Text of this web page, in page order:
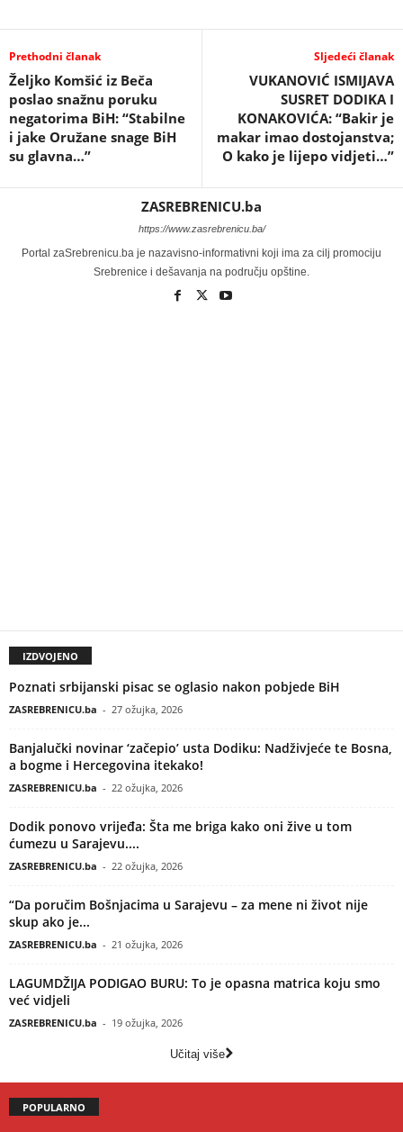
Prethodni članak
Željko Komšić iz Beča
poslao snažnu poruku
negatorima BiH: “Stabilne
i jake Oružane snage BiH
su glavna…”
Sljedeći članak
VUKANOVIĆ ISMIJAVA
SUSRET DODIKA I
KONAKOVIĆA: “Bakir je
makar imao dostojanstva;
O kako je lijepo vidjeti…”
ZASREBRENICU.ba
https://www.zasrebrenicu.ba/
Portal zaSrebrenicu.ba je nazavisno-informativni koji ima za cilj promociju
Srebrenice i dešavanja na području opštine.
IZDVOJENO
Poznati srbijanski pisac se oglasio nakon pobjede BiH
ZASREBRENICU.ba - 27 ožujka, 2026
Banjalučki novinar ‘začepio’ usta Dodiku: Nadživjeće te Bosna,
a bogme i Hercegovina itekako!
ZASREBRENICU.ba - 22 ožujka, 2026
Dodik ponovo vrijeđa: Šta me briga kako oni žive u tom
ćumezu u Sarajevu....
ZASREBRENICU.ba - 22 ožujka, 2026
“Da poručim Bošnjacima u Sarajevu – za mene ni život nije
skup ako je...
ZASREBRENICU.ba - 21 ožujka, 2026
LAGUMDŽIJA PODIGAO BURU: To je opasna matrica koju smo
već vidjeli
ZASREBRENICU.ba - 19 ožujka, 2026
Učitaj više
POPULARNO